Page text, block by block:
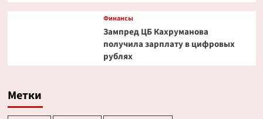
Финансы
Зампред ЦБ Кахруманова
получила зарплату в цифровых
рублях
Метки